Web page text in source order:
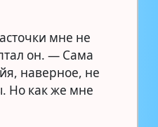
мне не
он. — Сама
наверное, не
Но как же мне